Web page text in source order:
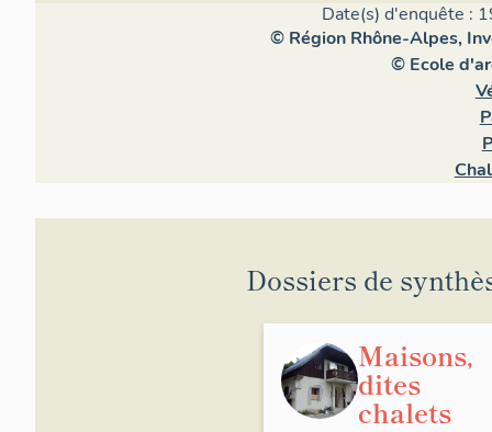
Date(s) d'enquête :
© Région Rhône-Alpes,
© Ecole
Dossiers de
Maisons,
dites
chalets